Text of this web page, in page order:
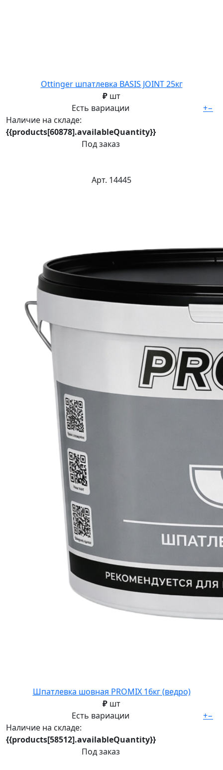
Ottinger шпатлевка BASIS JOINT 25кг
₽ шт
Есть вариации
Наличие на складе:
{{products[60878].availableQuantity}}
Под заказ
+−
Арт. 14445
Шпатлевка шовная PROMIX 16кг (ведро)
₽ шт
Есть вариации
Наличие на складе:
{{products[58512].availableQuantity}}
Под заказ
+−